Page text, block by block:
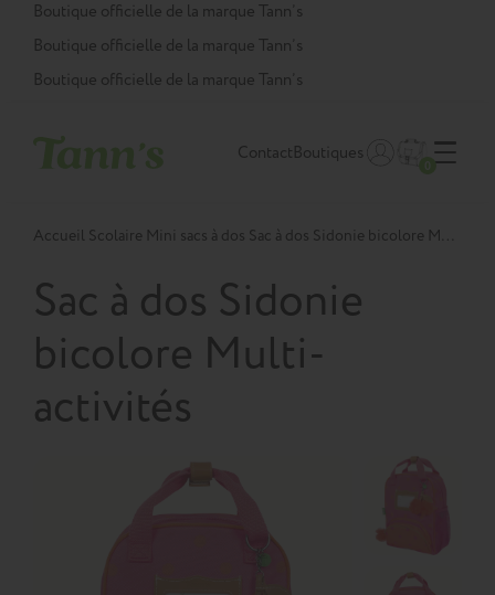
Panneau de gestion des cookies
Boutique officielle de la marque Tann’s
Boutique officielle de la marque Tann’s
Boutique officielle de la marque Tann’s
ContactBoutiques
Accueil Scolaire Mini sacs à dos Sac à dos Sidonie bicolore Multi-activités
Sac à dos Sidonie
bicolore Multi-
activités